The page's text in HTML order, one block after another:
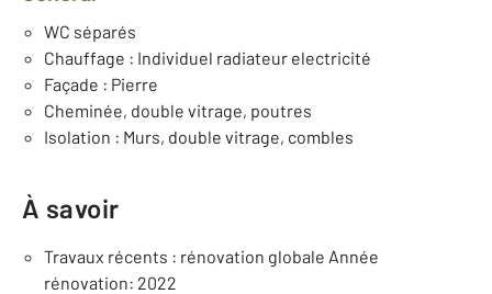
WC séparés
Chauffage : Individuel radiateur electricité
Façade : Pierre
Cheminée, double vitrage, poutres
Isolation : Murs, double vitrage, combles
À savoir
Travaux récents : rénovation globale Année
rénovation: 2022